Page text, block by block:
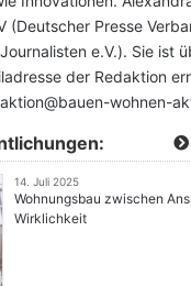
(Deutscher Presse
e.V.). Sie ist
der Redaktion
wohnen-
14. Juli 2025
Wohnungsbau zwischen
Wirklichkeit